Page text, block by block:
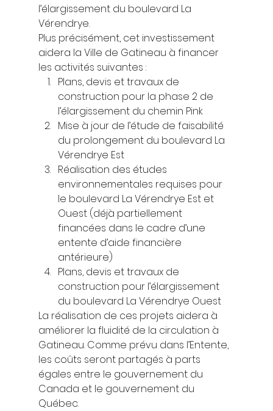
l’élargissement du boulevard La
Vérendrye.
Plus précisément, cet investissement
aidera la Ville de Gatineau à financer
les activités suivantes :
Plans, devis et travaux de
construction pour la phase 2 de
l’élargissement du chemin Pink
Mise à jour de l’étude de faisabilité
du prolongement du boulevard La
Vérendrye Est
Réalisation des études
environnementales requises pour
le boulevard La Vérendrye Est et
Ouest (déjà partiellement
financées dans le cadre d’une
entente d’aide financière
antérieure)
Plans, devis et travaux de
construction pour l’élargissement
du boulevard La Vérendrye Ouest
La réalisation de ces projets aidera à
améliorer la fluidité de la circulation à
Gatineau. Comme prévu dans l’Entente,
les coûts seront partagés à parts
égales entre le gouvernement du
Canada et le gouvernement du
Québec.